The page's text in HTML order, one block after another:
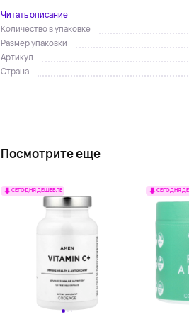
Читать описание
Количество в упаковке
Размер упаковки
Артикул
Страна
Посмотрите еще
СЕГОДНЯ ДЕШЕВЛЕ СЕГОДНЯ